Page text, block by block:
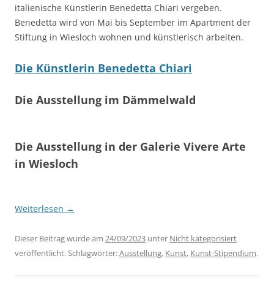
italienische Künstlerin Benedetta Chiari vergeben.
Benedetta wird von Mai bis September im Apartment der
Stiftung in Wiesloch wohnen und künstlerisch arbeiten.
Die Künstlerin Benedetta Chiari
Die Ausstellung im Dämmelwald
Die Ausstellung in der Galerie Vivere Arte
in Wiesloch
Weiterlesen →
Dieser Beitrag wurde am 24/09/2023 unter Nicht kategorisiert
veröffentlicht. Schlagwörter:Ausstellung, Kunst, Kunst-Stipendium.